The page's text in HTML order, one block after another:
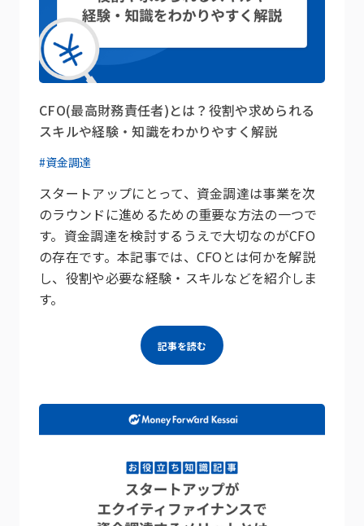
CFO(最高財務責任者)とは？役割や求められる
スキルや経験・知識をわかりやすく解説
#資金調達
スタートアップにとって、資金調達は事業を次
のラウンドに進めるための重要な方法の一つで
す。資金調達を検討するうえで大切なのがCFO
の存在です。本記事では、CFOとは何かを解説
し、役割や必要な経験・スキルなどを紹介しま
す。
記事を読む